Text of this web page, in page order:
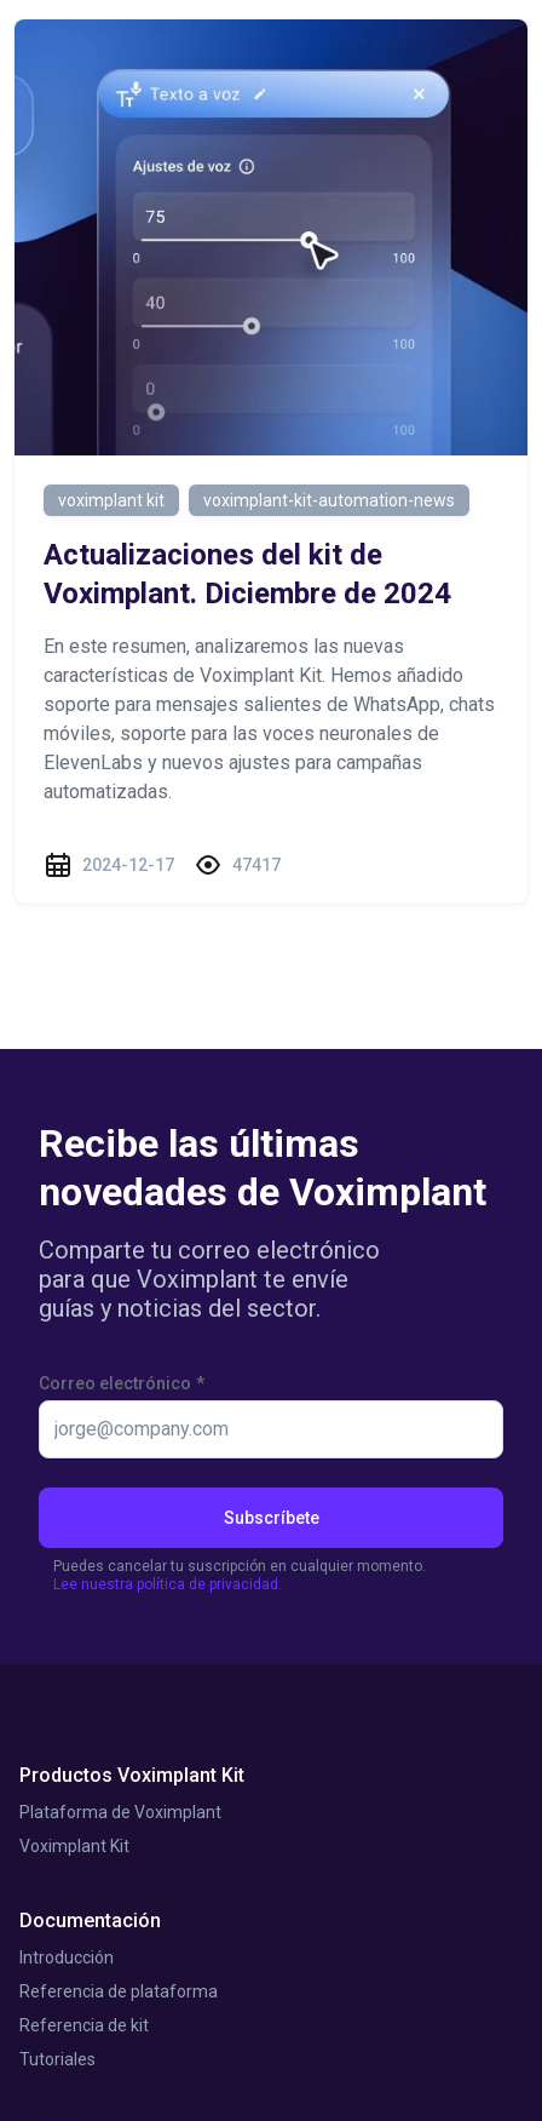
voximplant kit voximplant-kit-automation-news
Actualizaciones del kit de
Voximplant. Diciembre de 2024
En este resumen, analizaremos las nuevas
características de Voximplant Kit. Hemos añadido
soporte para mensajes salientes de WhatsApp, chats
móviles, soporte para las voces neuronales de
ElevenLabs y nuevos ajustes para campañas
automatizadas.
2024-12-17 47417
Recibe las últimas
novedades de Voximplant
Comparte tu correo electrónico
para que Voximplant te envíe
guías y noticias del sector.
Correo electrónico *
Subscríbete
Puedes cancelar tu suscripción en cualquier momento.
Lee nuestra política de privacidad.
Productos Voximplant Kit
Plataforma de Voximplant
Voximplant Kit
Documentación
Introducción
Referencia de plataforma
Referencia de kit
Tutoriales